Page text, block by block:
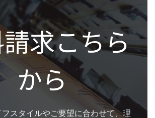
求こちら
から
スタイルやご要望に合わせて、理